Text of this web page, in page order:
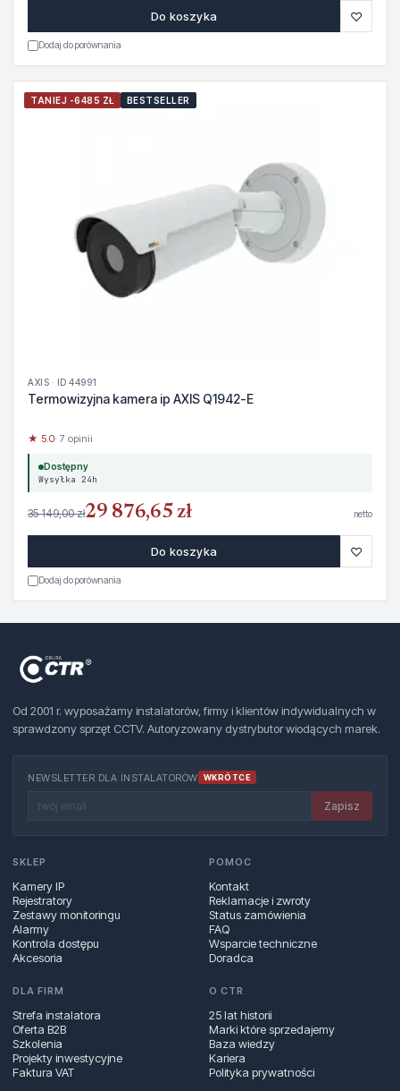
Do koszyka ♡
Dodaj do porównania
TANIEJ -6485 ZŁ BESTSELLER
AXIS · ID 44991
Termowizyjna kamera ip AXIS Q1942-E
★ 5.0· 7 opinii
Dostępny
Wysyłka 24h
35 149,00 zł29 876,65 zł netto
Do koszyka ♡
Dodaj do porównania
Od 2001 r. wyposażamy instalatorów, firmy i klientów indywidualnych w
sprawdzony sprzęt CCTV. Autoryzowany dystrybutor wiodących marek.
NEWSLETTER DLA INSTALATORÓW WKRÓTCE
Zapisz
SKLEP
Kamery IP
Rejestratory
Zestawy monitoringu
Alarmy
Kontrola dostępu
Akcesoria
POMOC
Kontakt
Reklamacje i zwroty
Status zamówienia
FAQ
Wsparcie techniczne
Doradca
DLA FIRM
Strefa instalatora
Oferta B2B
Szkolenia
Projekty inwestycyjne
Faktura VAT
O CTR
25 lat historii
Marki które sprzedajemy
Baza wiedzy
Kariera
Polityka prywatności